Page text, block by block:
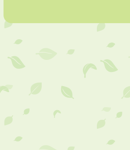
2026年8月3日
2026年8月3日
企業版ふるさと納税（地方創生応援